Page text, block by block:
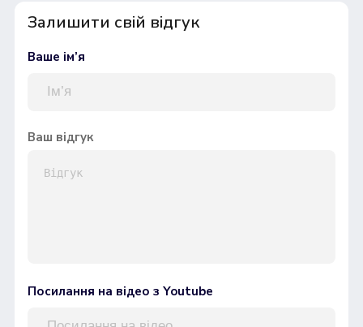
Залишити свій відгук
Ваше ім’я
Ваш відгук
Посилання на відео з Youtube